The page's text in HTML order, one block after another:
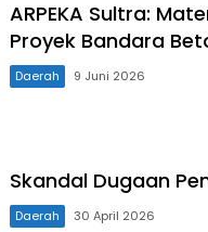
ARPEKA Sultra:
Proyek Bandara
Daerah 9 Juni 2026
Skandal Dugaan
Daerah 30 April 2026